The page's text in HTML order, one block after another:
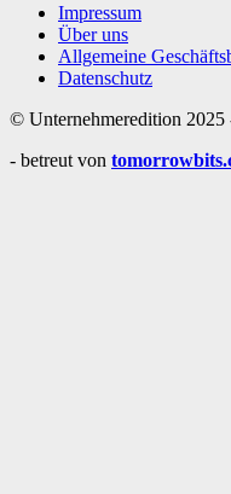
Impressum
Über uns
Allgemeine
Datenschutz
© Unternehmeredition
- betreut von